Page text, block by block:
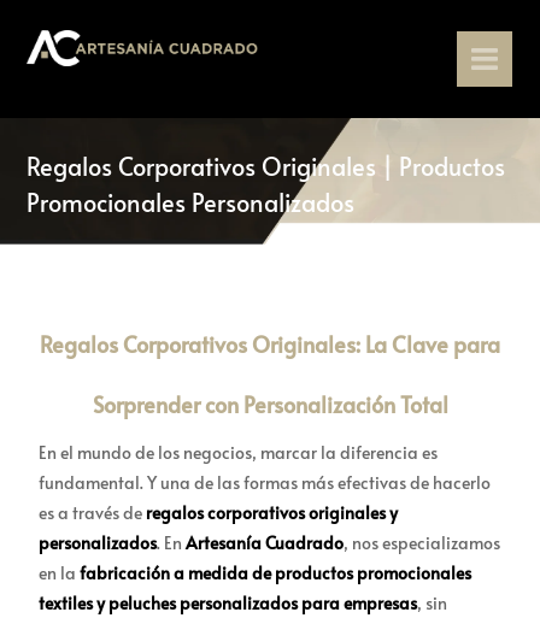
Regalos Corporativos Originales | Productos
Promocionales Personalizados
Regalos Corporativos Originales: La Clave para
Sorprender con Personalización Total
En el mundo de los negocios, marcar la diferencia es
fundamental. Y una de las formas más efectivas de hacerlo
es a través de regalos corporativos originales y
personalizados. EnArtesanía Cuadrado, nos especializamos
en lafabricación a medida de productos promocionales
textiles y peluches personalizados para empresas, sin